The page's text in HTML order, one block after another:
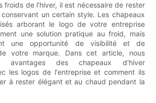
froids de l’hiver, il est nécessaire de rester
un certain style. Les chapeaux
arborant le logo de votre entreprise
une solution pratique au froid, mais
une opportunité de visibilité et de
votre marque. Dans cet article, nous
avantages des chapeaux d'hiver
les logos de l'entreprise et comment ils
à rester élégant et au chaud pendant la